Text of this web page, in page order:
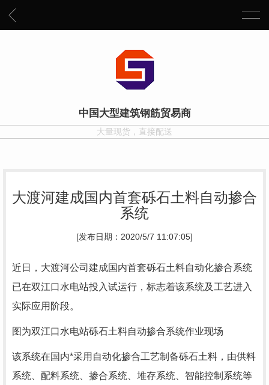
中国大型建筑钢筋贸易商
大量现货，直接配送
大渡河建成国内首套砾石土料自动掺合
系统
[发布日期：2020/5/7 11:07:05]
近日，大渡河公司建成国内首套砾石土料自动化掺合系统
已在双江口水电站投入试运行，标志着该系统及工艺进入
实际应用阶段。
图为双江口水电站砾石土料自动掺合系统作业现场
该系统在国内*采用自动化掺合工艺制备砾石土料，由供料
系统、配料系统、掺合系统、堆存系统、智能控制系统等